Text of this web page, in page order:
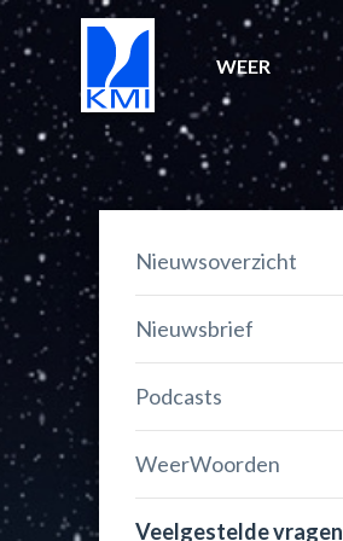
WEER
Nieuwsoverzicht
Nieuwsbrief
Podcasts
WeerWoorden
Veelgestelde vragen